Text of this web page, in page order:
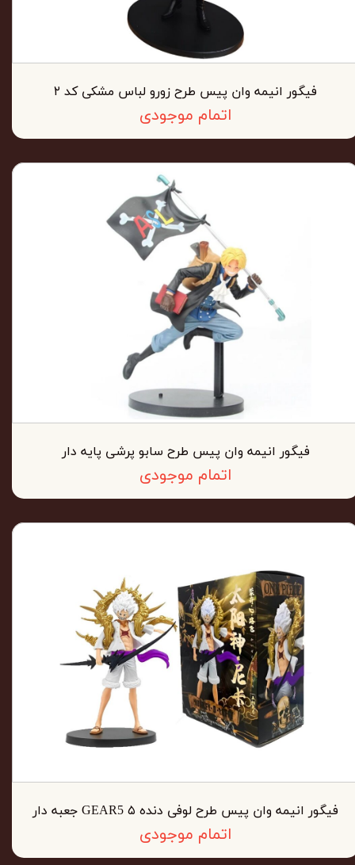
فیگور انیمه وان پیس طرح زورو لباس مشکی کد ۲
اتمام موجودی
فیگور انیمه وان پیس طرح سابو پرشی پایه دار
اتمام موجودی
فیگور انیمه وان پیس طرح لوفی دنده ۵ GEAR5 جعبه دار
اتمام موجودی